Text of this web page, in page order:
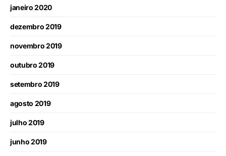
janeiro 2020
dezembro 2019
novembro 2019
outubro 2019
setembro 2019
agosto 2019
julho 2019
junho 2019